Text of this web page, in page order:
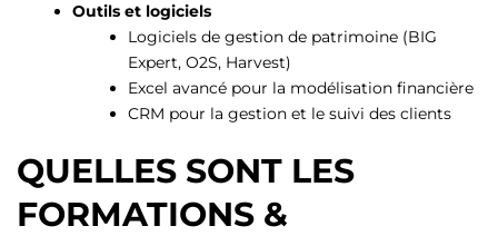
Outils et logiciels
Logiciels de gestion de patrimoine (BIG
Expert, O2S, Harvest)
Excel avancé pour la modélisation financière
CRM pour la gestion et le suivi des clients
QUELLES SONT LES
FORMATIONS &